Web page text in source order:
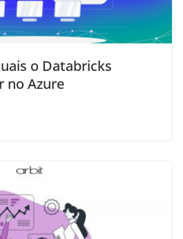
o Databricks
no Azure